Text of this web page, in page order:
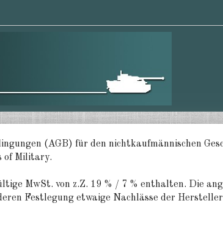
(AGB) für den nichtkaufmännischen
of Military.
MwSt. von z.Z. 19 % / 7 % enthalten. Die
Festlegung etwaige Nachlässe der